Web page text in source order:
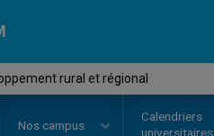
rural et régional
Nos campus
Calendriers
universitaires